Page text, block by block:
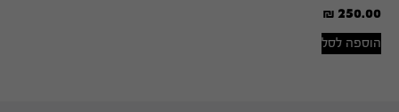
₪ 250.00
הוספה לסל